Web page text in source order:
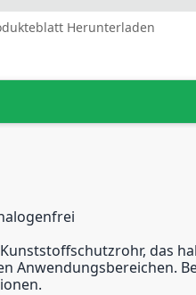
Herunterladen
Kunststoffschutzrohr,
Anwendungsbereichen.